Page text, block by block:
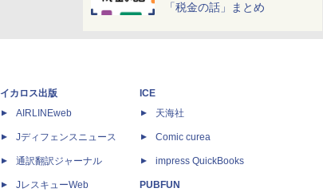
「税金の話」まとめ
イカロス出版
AIRLINEweb
Jディフェンスニュース
通訳翻訳ジャーナル
JレスキューWeb
ICE
天海社
Comic curea
impress QuickBooks
PUBFUN